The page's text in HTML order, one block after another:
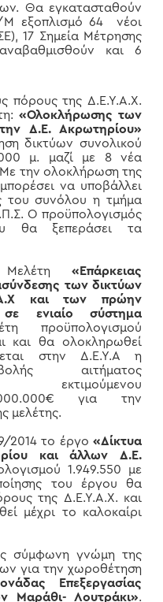
Θα εγκατασταθούν
Μ εξοπλισμό 64 νέοι
17 Σημεία Μέτρησης
και 6
πόρους της Δ.Ε.Υ.Α.Χ.
«Ολοκλήρωσης των
Δ.Ε. Ακρωτηρίου»
δικτύων συνολικού
μ. μαζί με 8 νέα
την ολοκλήρωση της
να υποβάλλει
του συνόλου η τμήμα
Ο προϋπολογισμός
θα ξεπεράσει τα
Μελέτη«Επάρκειας
των δικτύων
και των πρώην
ενιαίο σύστημα
προϋπολογισμού
και θα ολοκληρωθεί
στην Δ.Ε.Υ.Α η
αιτήματος
εκτιμούμενου
για την
μελέτης.
2014 το έργο«Δίκτυα
και άλλων Δ.Ε.
1.949.550 με
του έργου θα
της Δ.Ε.Υ.Α.Χ. και
μέχρι το καλοκαίρι
σύμφωνη γνώμη της
για την χωροθέτηση
Επεξεργασίας
Μαράθι- Λουτράκι».